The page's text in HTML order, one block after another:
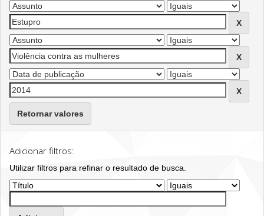
Retornar valores
Adicionar filtros:
Utilizar filtros para refinar o resultado de busca.